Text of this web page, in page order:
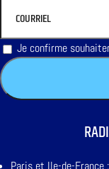
Je confirme
Paris et Ile-de-France :